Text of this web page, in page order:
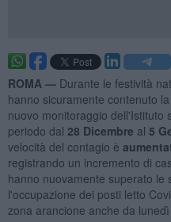
ROMA — Durante le festività
hanno sicuramente contenuto
nuovo monitoraggio dell'Istituto
periodo dal 28 Dicembre al 5
velocità del contagio è
registrando un incremento di
hanno nuovamente superato le
l'occupazione dei posti letto
zona arancione anche da